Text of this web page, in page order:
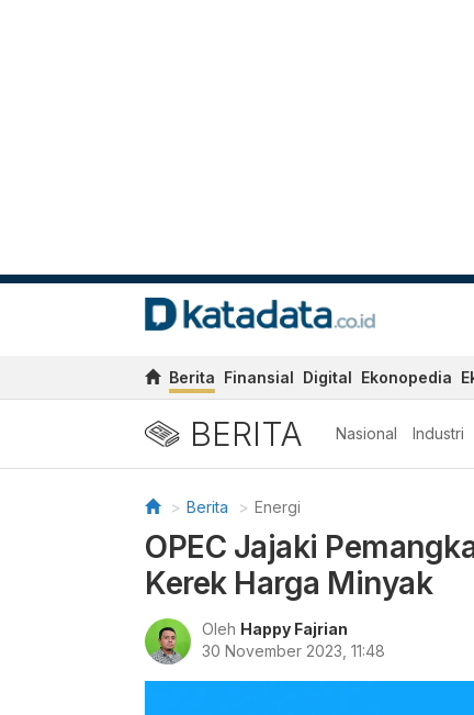
Berita Finansial Digital Ekonopedia
BERITA Nasional Industri
Berita Energi
OPEC Jajaki
Kerek Harga Minyak
Oleh Happy Fajrian
30 November 2023, 11:48